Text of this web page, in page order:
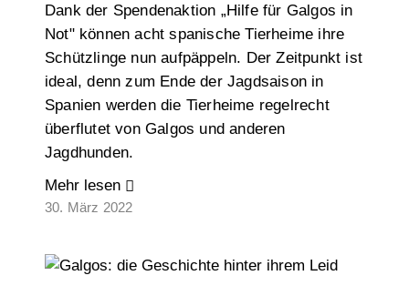
Dank der Spendenaktion „Hilfe für Galgos in
Not" können acht spanische Tierheime ihre
Schützlinge nun aufpäppeln. Der Zeitpunkt ist
ideal, denn zum Ende der Jagdsaison in
Spanien werden die Tierheime regelrecht
überflutet von Galgos und anderen
Jagdhunden.
Mehr lesen
30. März 2022